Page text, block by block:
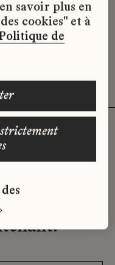
ait pas
pour le
d'offre
profil ?
candidature
savoir plus en
cookies" et à
de